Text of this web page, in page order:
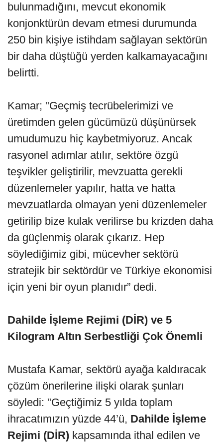
bulunmadığını, mevcut ekonomik
konjonktürün devam etmesi durumunda
250 bin kişiye istihdam sağlayan sektörün
bir daha düştüğü yerden kalkamayacağını
belirtti.
Kamar; "Geçmiş tecrübelerimizi ve
üretimden gelen gücümüzü düşünürsek
umudumuzu hiç kaybetmiyoruz. Ancak
rasyonel adımlar atılır, sektöre özgü
teşvikler geliştirilir, mevzuatta gerekli
düzenlemeler yapılır, hatta ve hatta
mevzuatlarda olmayan yeni düzenlemeler
getirilip bize kulak verilirse bu krizden daha
da güçlenmiş olarak çıkarız. Hep
söylediğimiz gibi, mücevher sektörü
stratejik bir sektördür ve Türkiye ekonomisi
için yeni bir oyun planıdır” dedi.
Dahilde İşleme Rejimi (DİR) ve 5
Kilogram Altın Serbestliği Çok Önemli
Mustafa Kamar, sektörü ayağa kaldıracak
çözüm önerilerine ilişki olarak şunları
söyledi: "Geçtiğimiz 5 yılda toplam
ihracatımızın yüzde 44’ü, Dahilde İşleme
Rejimi (DİR) kapsamında ithal edilen ve